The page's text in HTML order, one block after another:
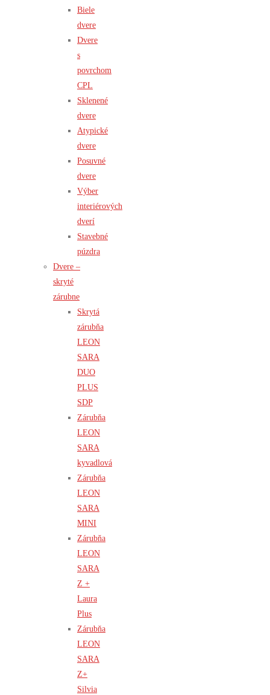
Biele
dvere
Dvere
s
povrchom
CPL
Sklenené
dvere
Atypické
dvere
Posuvné
dvere
Výber
interiérových
dverí
Stavebné
púzdra
Dvere –
skryté
zárubne
Skrytá
zárubňa
LEON
SARA
DUO
PLUS
SDP
Zárubňa
LEON
SARA
kyvadlová
Zárubňa
LEON
SARA
MINI
Zárubňa
LEON
SARA
Z +
Laura
Plus
Zárubňa
LEON
SARA
Z+
Silvia